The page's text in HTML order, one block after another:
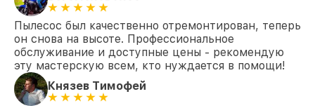
Пылесос был качественно отремонтирован, теперь
он снова на высоте. Профессиональное
обслуживание и доступные цены - рекомендую
эту мастерскую всем, кто нуждается в помощи!
Князев Тимофей